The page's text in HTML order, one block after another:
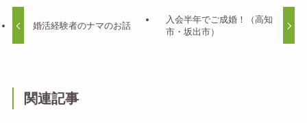
婚活経験者のナマのお話
入会半年でご成婚！（高知
市・坂出市）
関連記事